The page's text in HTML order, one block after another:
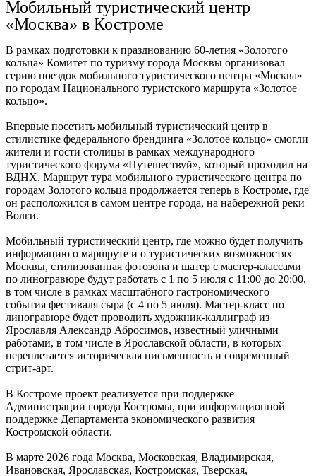
Мобильный туристический центр
«Москва» в Костроме
В рамках подготовки к празднованию 60-летия «Золотого
кольца» Комитет по туризму города Москвы организовал
серию поездок мобильного туристического центра «Москва»
по городам Национального туристского маршрута «Золотое
кольцо».
Впервые посетить мобильный туристический центр в
стилистике федерального брендинга «Золотое кольцо» смогли
жители и гости столицы в рамках международного
туристического форума «Путешествуй», который проходил на
ВДНХ. Маршрут тура мобильного туристического центра по
городам Золотого кольца продолжается теперь в Костроме, где
он расположился в самом центре города, на набережной реки
Волги.
Мобильный туристический центр, где можно будет получить
информацию о маршруте и о туристических возможностях
Москвы, стилизованная фотозона и шатер с мастер-классами
по линогравюре будут работать с 1 по 5 июля с 11:00 до 20:00,
в том числе в рамках масштабного гастрономического
события фестиваля сыра (с 4 по 5 июля). Мастер-класс по
линогравюре будет проводить художник-каллиграф из
Ярославля Александр Абросимов, известный уличными
работами, в том числе в Ярославской области, в которых
переплетается историческая письменность и современный
стрит-арт.
В Костроме проект реализуется при поддержке
Администрации города Костромы, при информационной
поддержке Департамента экономического развития
Костромской области.
В марте 2026 года Москва, Московская, Владимирская,
Ивановская, Ярославская, Костромская, Тверская,